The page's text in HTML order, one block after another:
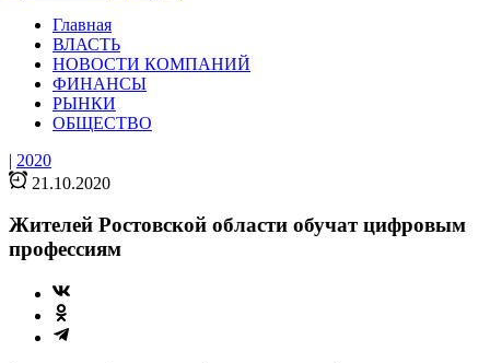
Главная
ВЛАСТЬ
НОВОСТИ КОМПАНИЙ
ФИНАНСЫ
РЫНКИ
ОБЩЕСТВО
| 2020
21.10.2020
Жителей Ростовской области обучат цифровым
профессиям